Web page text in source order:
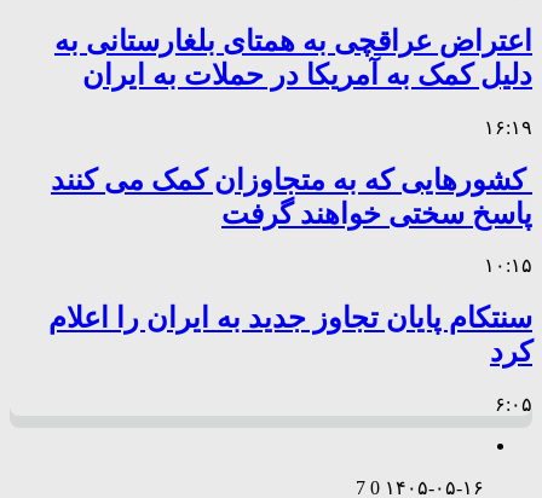
اعتراض عراقچی به همتای بلغارستانی به
دلیل کمک به آمریکا در حملات به ایران
۱۶:۱۹
کشورهایی که به متجاوزان کمک می کنند
پاسخ سختی خواهند گرفت
۱۰:۱۵
سنتکام پایان تجاوز جدید به ایران را اعلام
کرد
۶:۰۵
۱۴۰۵-۰۵-۱۶ 0
7